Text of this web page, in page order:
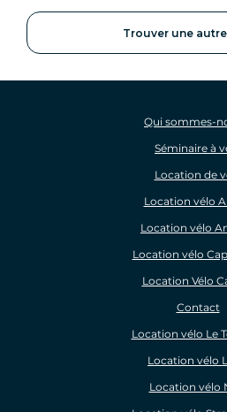
Trouver une
Qui sommes-
Séminaire à
Location de
Location vélo
Location vélo
Location vélo
Location Vélo
Contact
Location vélo Le
Location vélo
Location vélo